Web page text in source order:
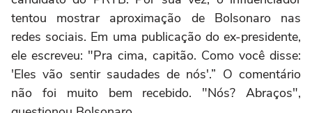
tentou mostrar aproximação de Bolsonaro nas
redes sociais. Em uma publicação do ex-presidente,
ele escreveu: "Pra cima, capitão. Como você disse:
'Eles vão sentir saudades de nós'.” O comentário
não foi muito bem recebido. "Nós? Abraços",